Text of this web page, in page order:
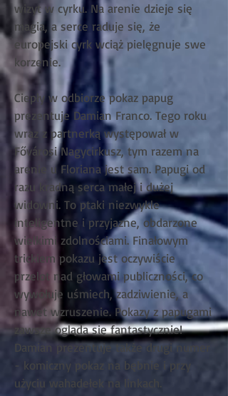
wizyt w cyrku. Na arenie dzieje się
magia, a serce raduje się, że
europejski cyrk wciąż pielęgnuje swe
korzenie.
Ciepły w odbiorze pokaz papug
prezentuje Damian Franco. Tego roku
wraz z partnerką występował w
Fővárosi Nagycirkusz, tym razem na
arenie u Floriana jest sam. Papugi od
razu kradną serca małej i dużej
widowni. To ptaki niezwykle
inteligentne i przyjazne, obdarzone
wielkimi zdolnościami. Finałowym
trickiem pokazu jest oczywiście
przelot nad głowami publiczności, co
wywołuje uśmiech, zadziwienie, a
nawet wzruszenie. Pokazy z papugami
zawsze ogląda się fantastycznie!
Damian prezentuje także drugi numer
- komiczny pokaz na bębnie i przy
użyciu wahadełek na linkach.